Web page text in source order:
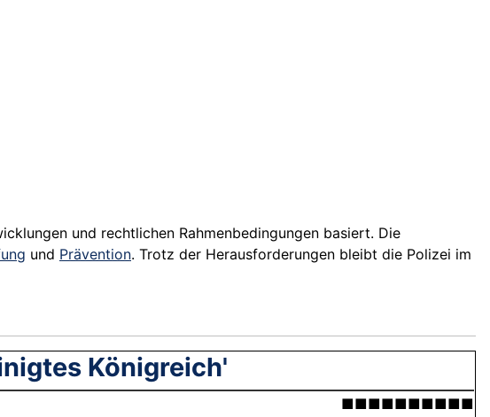
und rechtlichen Rahmenbedingungen basiert. Die
und Prävention. Trotz der Herausforderungen bleibt die Polizei im
Königreich'
■■■■■■■■■■